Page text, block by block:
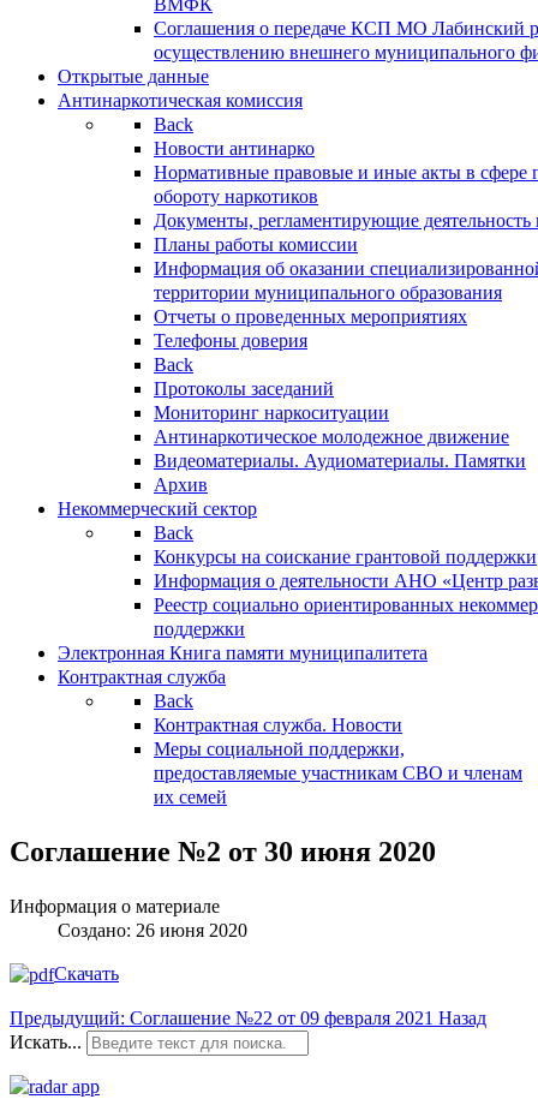
ВМФК
Соглашения о передаче КСП МО Лабинский
осуществлению внешнего муниципального
Открытые данные
Антинаркотическая комиссия
Back
Новости антинарко
Нормативные правовые и иные акты в сфере
обороту наркотиков
Документы, регламентирующие деятельность
Планы работы комиссии
Информация об оказании
территории муниципального образования
Отчеты о проведенных мероприятиях
Телефоны доверия
Back
Протоколы заседаний
Мониторинг наркоситуации
Антинаркотическое молодежное движение
Видеоматериалы. Аудиоматериалы. Памятки
Архив
Некоммерческий сектор
Back
Конкурсы на соискание грантовой поддержки
Информация о деятельности АНО «Центр
Реестр социально ориентированных
поддержки
Электронная Книга памяти муниципалитета
Контрактная служба
Back
Контрактная служба. Новости
Меры социальной поддержки,
предоставляемые участникам СВО и членам
их семей
Соглашение №2 от 30 июня 2020
Информация о материале
Создано: 26 июня 2020
Скачать
Предыдущий: Соглашение №22 от 09 февраля 2021 Назад
Искать...